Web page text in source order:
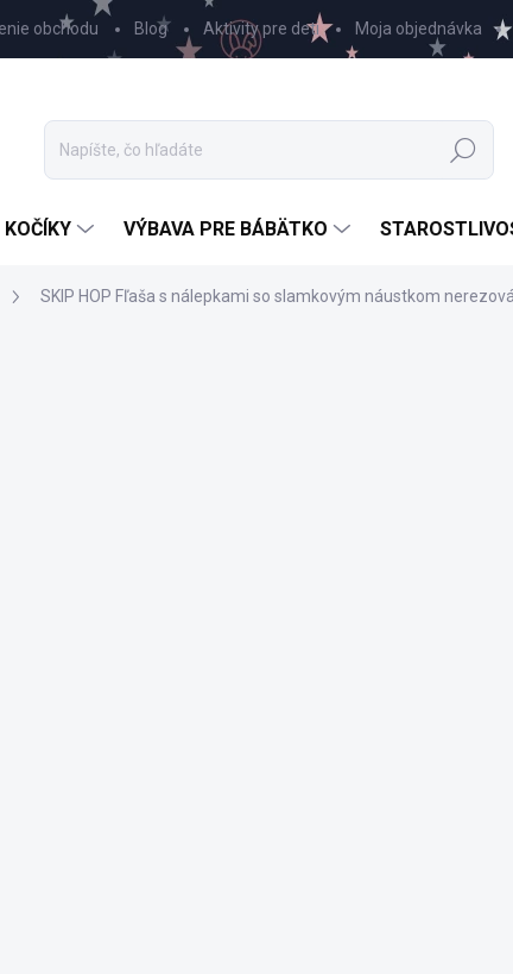
obchodu Blog Aktivity pre deti Moja objednávka
Hľadať
KOČÍKY VÝBAVA PRE BÁBÄTKO
SKIP HOP Fľaša s nálepkami so slamkovým náustkom